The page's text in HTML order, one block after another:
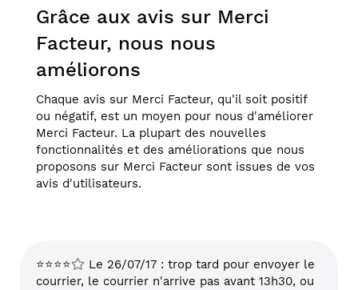
Grâce aux avis sur Merci
Facteur, nous nous
améliorons
Chaque avis sur Merci Facteur, qu'il soit positif
ou négatif, est un moyen pour nous d'améliorer
Merci Facteur. La plupart des nouvelles
fonctionnalités et des améliorations que nous
proposons sur Merci Facteur sont issues de vos
avis d'utilisateurs.
⭐⭐⭐⭐
Le 26/07/17 : trop tard pour envoyer le
courrier, le courrier n'arrive pas avant 13h30, ou